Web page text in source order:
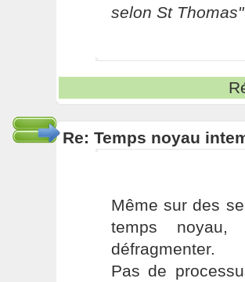
selon St Thomas"
Re: Temps noyau
Même sur des
temps
défragmenter.
Pas de